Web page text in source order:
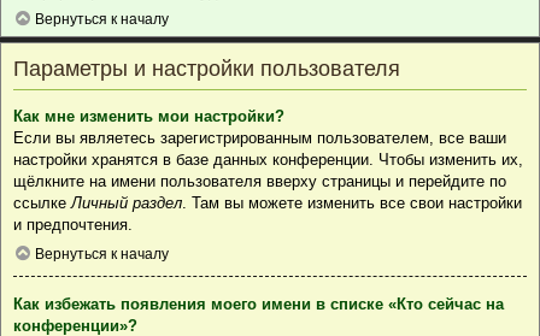
Вернуться к началу
Параметры и настройки пользователя
Как мне изменить мои настройки?
Если вы являетесь зарегистрированным пользователем, все ваши
настройки хранятся в базе данных конференции. Чтобы изменить их,
щёлкните на имени пользователя вверху страницы и перейдите по
ссылкеЛичный раздел. Там вы можете изменить все свои настройки
и предпочтения.
Вернуться к началу
Как избежать появления моего имени в списке «Кто сейчас на
конференции»?